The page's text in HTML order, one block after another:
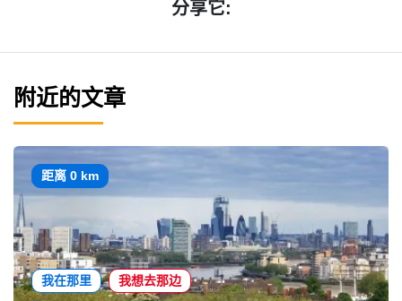
分享它:
附近的文章
距离 0 km
我在那里 我想去那边